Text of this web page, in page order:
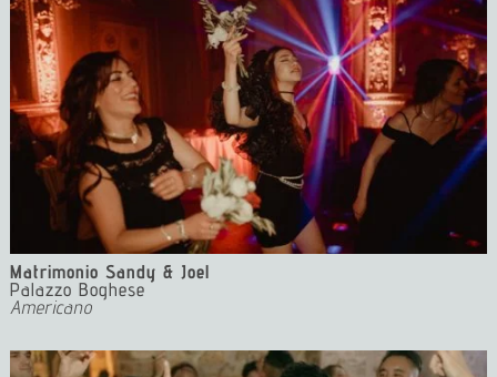
Matrimonio Sandy & Joel
Palazzo Boghese
Americano